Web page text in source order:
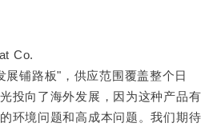
Co.
展铺路板"，供应范围覆盖整个日
投向了海外发展，因为这种产品有
环境问题和高成本问题。我们期待